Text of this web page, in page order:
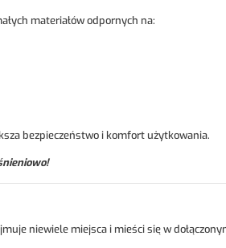
materiałów odpornych na:
bezpieczeństwo i komfort użytkowania.
niewiele miejsca i mieści się w